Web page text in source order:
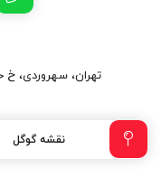
تهران، سهروردی، خ
نقشه گوگل